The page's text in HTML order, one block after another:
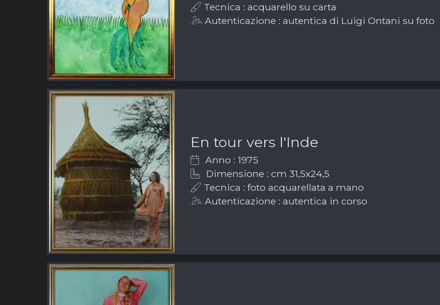
Tecnica : acquarello su carta
Autenticazione : autentica di Luigi Ontani su foto
En tour vers l'Inde
Anno : 1975
Dimensione : cm 31,5x24,5
Tecnica : foto acquarellata a mano
Autenticazione : autentica in corso